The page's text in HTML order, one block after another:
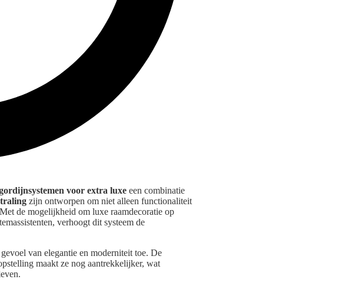
voor extra luxe een combinatie
zijn ontworpen om niet alleen functionaliteit
de mogelijkheid om luxe raamdecoratie op
verhoogt dit systeem de
van elegantie en moderniteit toe. De
maakt ze nog aantrekkelijker, wat